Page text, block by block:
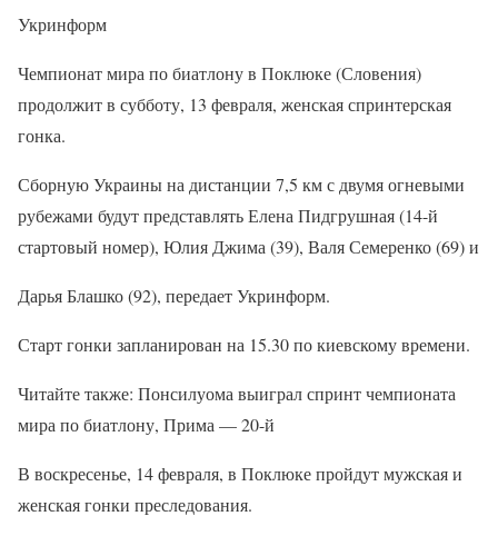
Укринформ
Чемпионат мира по биатлону в Поклюке (Словения)
продолжит в субботу, 13 февраля, женская спринтерская
гонка.
Сборную Украины на дистанции 7,5 км с двумя огневыми
рубежами будут представлять Елена Пидгрушная (14-й
стартовый номер), Юлия Джима (39), Валя Семеренко (69) и
Дарья Блашко (92), передает Укринформ.
Старт гонки запланирован на 15.30 по киевскому времени.
Читайте также: Понсилуома выиграл спринт чемпионата
мира по биатлону, Прима — 20-й
В воскресенье, 14 февраля, в Поклюке пройдут мужская и
женская гонки преследования.